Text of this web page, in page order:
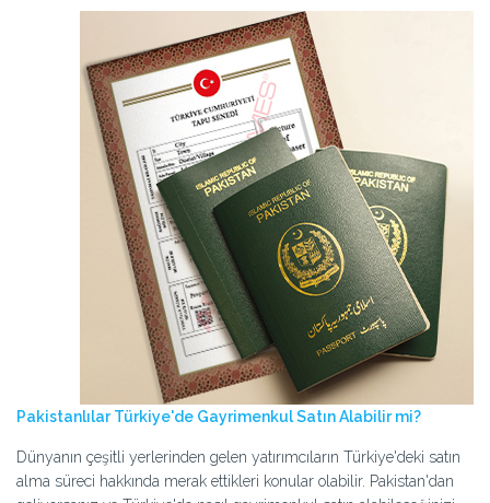
Pakistanlılar Türkiye'de Gayrimenkul Satın Alabilir mi?
Dünyanın çeşitli yerlerinden gelen yatırımcıların Türkiye'deki satın
alma süreci hakkında merak ettikleri konular olabilir. Pakistan'dan